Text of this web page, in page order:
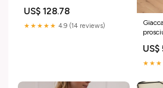
US$ 128.78
★★★★★ 4.9 (14 reviews)
US$